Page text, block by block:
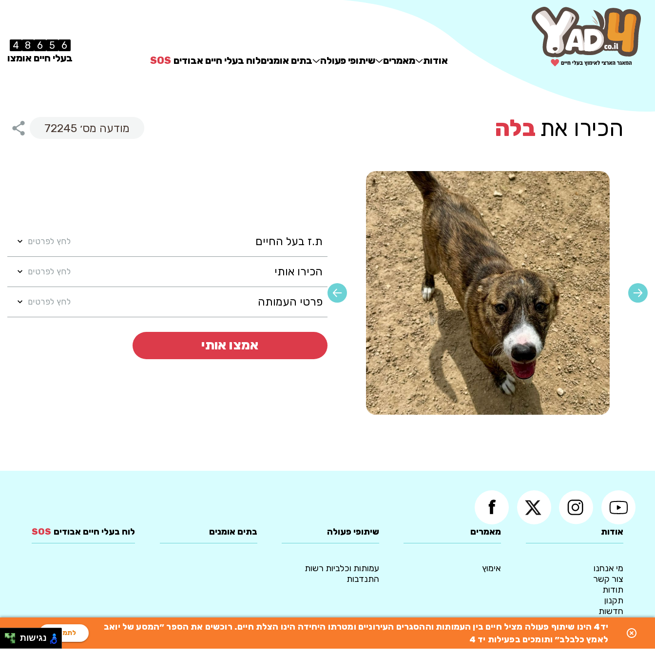
אודות מאמרים שיתופי פעולה בתים אומניםלוח בעלי חיים אבודים SOS
6
5
6
8
4
בעלי חיים אומצו
הכירו את בלה מודעה מס׳ 72245
ת.ז בעל החיים לחץ לפרטים
הכירו אותי לחץ לפרטים
פרטי העמותה לחץ לפרטים
אמצו אותי
יד4 הינו שיתוף פעולה מציל חיים בין העמותות וההסגרים העירוניים ומטרתו היחידה הינו הצלת חיים. רוכשים את הספר ״המסע של יואב
לאמץ כלבלב״ ותומכים בפעילות יד 4
לתמיכה
אודות
מי אנחנו
צור קשר
תודות
תקנון
חדשות
מדיניות פרטיות
מאמרים
אימוץ
שיתופי פעולה
עמותות וכלביות רשות
התנדבות
בתים אומנים לוח בעלי חיים אבודים SOS
© 2015 כל הזכויות שמורות ליד4 - המאגר הארצי לאימוץ כלבים נגישות